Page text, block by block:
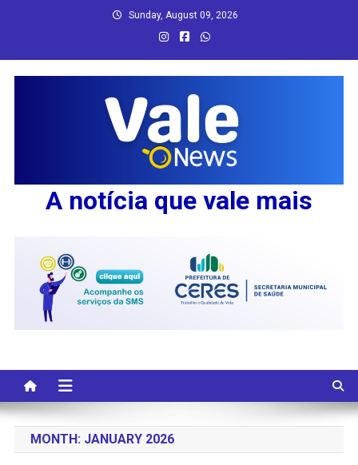
Sunday, August 09, 2026
A notícia que vale mais
MONTH: JANUARY 2026